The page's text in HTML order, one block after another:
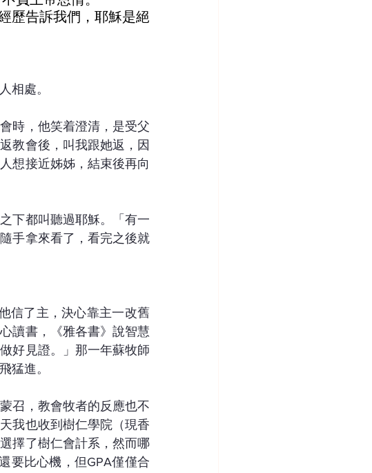
歷告訴我們，耶穌是絕
相處。
時，他笑着澄清，是受父
教會後，叫我跟她返，因
想接近姊姊，結束後再向
下都叫聽過耶穌。「有一
手拿來看了，看完之後就
信了主，決心靠主一改舊
讀書，《雅各書》說智慧
好見證。」那一年蘇牧師
猛進。
召，教會牧者的反應也不
我也收到樹仁學院（現香
擇了樹仁會計系，然而哪
要比心機，但GPA僅僅合